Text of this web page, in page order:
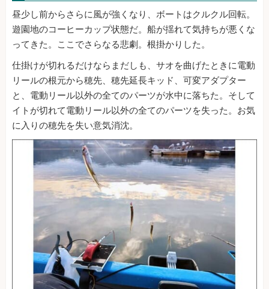
昼少し前からさらに風が強くなり、ボートはクルクル回転。
遊園地のコーヒーカップ状態だ。船が揺れて気持ちが悪くな
ってきた。ここでさらなる悲劇。根掛かりした。
仕掛けが切れるだけならまだしも、サオを曲げたときに電動
リールの根元から穂先、穂先延長キッド、可変アダプター
と、電動リール以外の全てのパーツが水中に落ちた。そして
イトが切れて電動リール以外の全てのパーツを失った。お気
に入りの穂先を失い意気消沈。